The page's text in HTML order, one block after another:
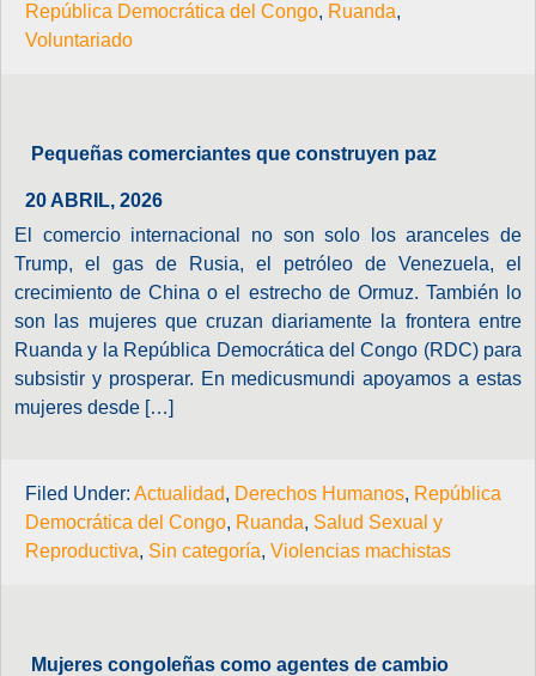
República Democrática del Congo, Ruanda,
Voluntariado
Pequeñas comerciantes que construyen paz
20 ABRIL, 2026
El comercio internacional no son solo los aranceles de
Trump, el gas de Rusia, el petróleo de Venezuela, el
crecimiento de China o el estrecho de Ormuz. También lo
son las mujeres que cruzan diariamente la frontera entre
Ruanda y la República Democrática del Congo (RDC) para
subsistir y prosperar. En medicusmundi apoyamos a estas
mujeres desde […]
Filed Under: Actualidad, Derechos Humanos, República
Democrática del Congo, Ruanda, Salud Sexual y
Reproductiva, Sin categoría, Violencias machistas
Mujeres congoleñas como agentes de cambio